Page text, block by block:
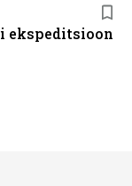
ekspeditsioon